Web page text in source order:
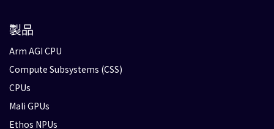
製品
Arm AGI CPU
Compute Subsystems (CSS)
CPUs
Mali GPUs
Ethos NPUs